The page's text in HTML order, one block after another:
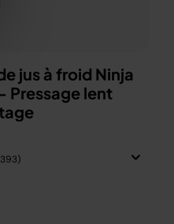
jus à froid Ninja
Pressage lent